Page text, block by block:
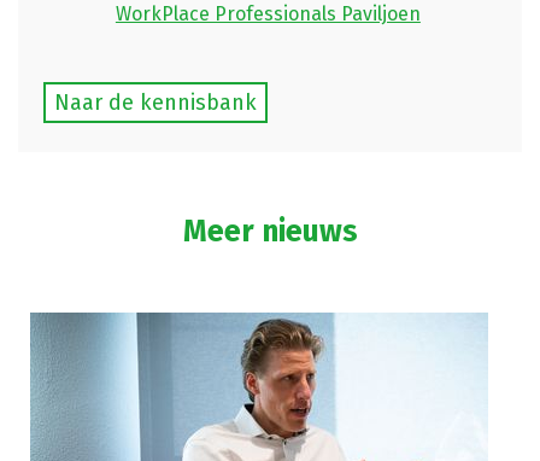
WorkPlace Professionals Paviljoen
Naar de kennisbank
Meer nieuws